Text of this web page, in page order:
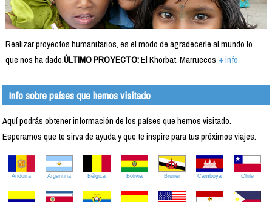
Realizar proyectos humanitarios, es el modo de agradecerle al mundo lo
que nos ha dado.ÚLTIMO PROYECTO:El Khorbat, Marruecos + info
Info sobre países que hemos visitado
Aquí podrás obtener información de los países que hemos visitado.
Esperamos que te sirva de ayuda y que te inspire para tus próximos viajes.
Andorra Argentina Bélgica Bolivia Brunei Camboya Chile